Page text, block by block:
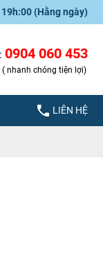
(Hằng ngày)
0904 060 453
nhanh chóng tiện lợi)
LIÊN HỆ